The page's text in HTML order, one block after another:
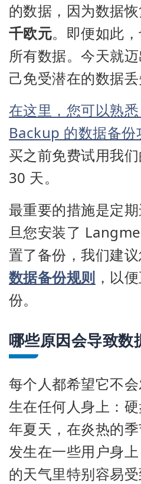
的数据，因为数据
千欧元。即便如此
所有数据。今天就
己免受潜在的数据丢
在这里，您可以熟
Backup 的数据备份
买之前免费试用我
30 天。
最重要的措施是定
旦您安装了
置了备份，我们建
数据备份规则 ，以
份。
哪些原因会导致数
每个人都希望它不
生在任何人身上：
年夏天，在炎热的
发生在一些用户身
的天气里特别容易